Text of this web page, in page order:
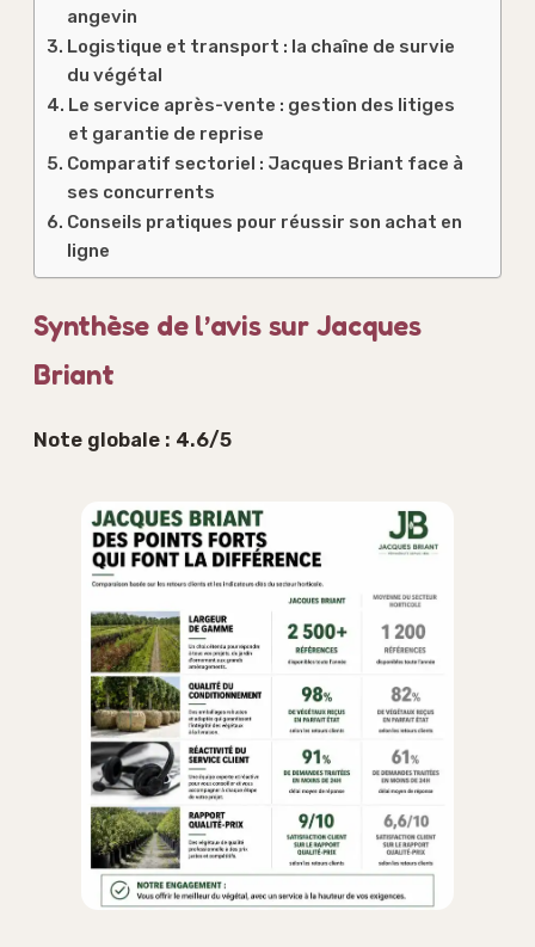
angevin
Logistique et transport : la chaîne de survie
du végétal
Le service après-vente : gestion des litiges
et garantie de reprise
Comparatif sectoriel : Jacques Briant face à
ses concurrents
Conseils pratiques pour réussir son achat en
ligne
Synthèse de l’avis sur Jacques
Briant
Note globale : 4.6/5